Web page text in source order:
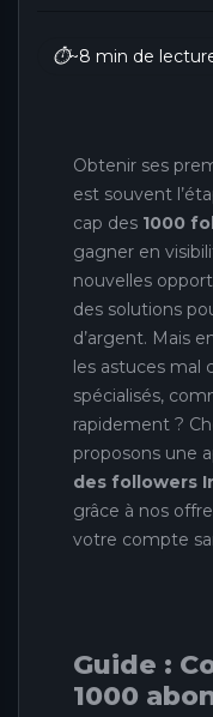
⏱~8 min de
Obtenir ses
est souvent
cap des 1000
gagner en
nouvelles
des solutions
d’argent. Mais
les astuces mal
spécialisés,
rapidement ?
proposons une
des followers
grâce à nos
votre compte
Guide :
1000